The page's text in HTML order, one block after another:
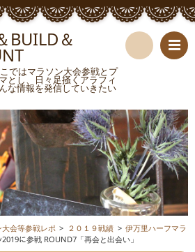
BUILD＆
ではマラソン大会参戦とプ
とし、日々足掻くアラフィ
な情報を発信していきたい
大会等参戦レポ > ２０１９戦績 > 伊万里ハーフマラ
に参戦 ROUND7「再会と出会い」